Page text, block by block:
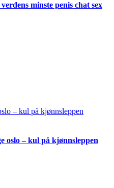
minste penis chat sex
– kul på kjønnsleppen
oslo – kul på kjønnsleppen